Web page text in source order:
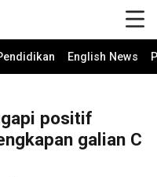
English News
positif
galian C